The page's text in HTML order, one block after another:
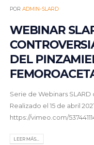
POR ADMIN-SLARD
WEBINAR
DEL
Serie de Webinars
Realizado el 15 de abril
https://vimeo.com/
LEER MÁS...